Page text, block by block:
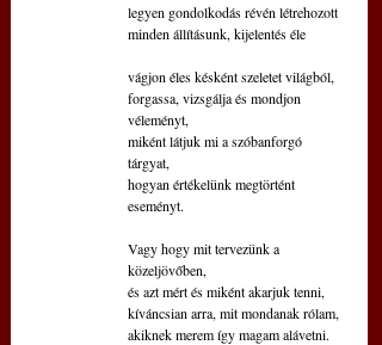
legyen gondolkodás révén létrehozott
minden állításunk, kijelentés éle
vágjon éles késként szeletet világból,
forgassa, vizsgálja és mondjon
véleményt,
miként látjuk mi a szóbanforgó
tárgyat,
hogyan értékelünk megtörtént
eseményt.
Vagy hogy mit tervezünk a
közeljövőben,
és azt mért és miként akarjuk tenni,
kíváncsian arra, mit mondanak rólam,
akiknek merem így magam alávetni.